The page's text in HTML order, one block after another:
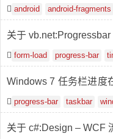
android android-fragments
关于
form-load progress-bar
Windows 7 任务栏进度
应用程序中无效
progress-bar taskbar
关于 c#:Design – WCF